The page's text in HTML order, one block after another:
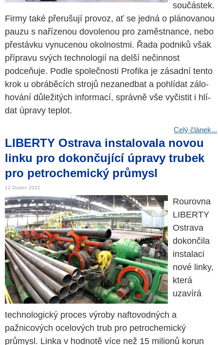
sou­čás­tek.
Firmy také pře­ru­šu­jí pro­voz, ať se jedná o plá­no­va­nou
pauzu s na­ří­ze­nou do­vo­le­nou pro za­měst­nan­ce, nebo
pře­stáv­ku vy­nu­ce­nou okol­nost­mi. Řada pod­ni­ků však
pří­pra­vu svých tech­no­lo­gií na delší ne­čin­nost
podceňuje. Podle spo­leč­nos­ti Pro­fi­ka je zá­sad­ní tento
krok u ob­rá­bě­cích stro­jů ne­za­nedbat a po­hlí­dat zá­lo­
ho­vá­ní dů­le­ži­tých in­for­ma­cí, správ­ně vše vy­čis­tit i hlí­
dat úpra­vy tep­lot.
Celý článek...
LIBERTY Ostrava instalovala novou
linku pro dokončující úpravy trubek
pro petrochemický průmysl
12 Duben 2022
Rourovna
LIBERTY
Ostrava
dokončila
instalaci
nové linky,
která
uzavírá
technologický proces výroby naftovodných a
pažnicových ocelových trub pro petrochemický
průmysl. Linka v hodnotě více než 15 milionů korun